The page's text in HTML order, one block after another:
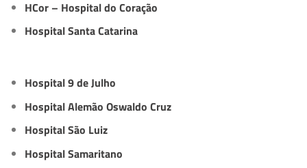
HCor – Hospital do Coração
Hospital Santa Catarina
Hospital 9 de Julho
Hospital Alemão Oswaldo Cruz
Hospital São Luiz
Hospital Samaritano